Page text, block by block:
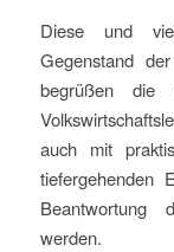
Diese und
Gegenstand
begrüßen die
auch mit
tiefergehenden
Beantwortung
werden.